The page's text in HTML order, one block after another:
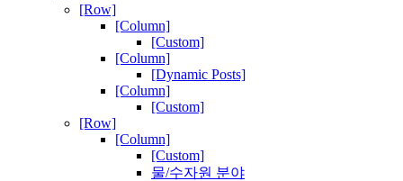
[Row]
[Column]
[Custom]
[Column]
[Dynamic Posts]
[Column]
[Custom]
[Row]
[Column]
[Custom]
물/수자원 분야